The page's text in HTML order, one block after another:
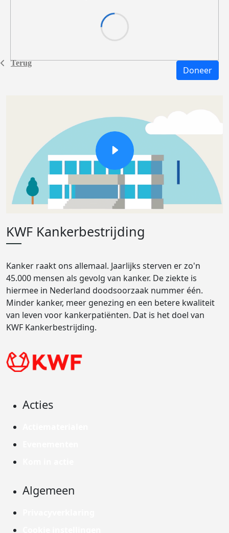
Terug
Doneer
KWF Kankerbestrijding
Kanker raakt ons allemaal. Jaarlijks sterven er zo'n
45.000 mensen als gevolg van kanker. De ziekte is
hiermee in Nederland doodsoorzaak nummer één.
Minder kanker, meer genezing en een betere kwaliteit
van leven voor kankerpatiënten. Dat is het doel van
KWF Kankerbestrijding.
Acties
Algemeen